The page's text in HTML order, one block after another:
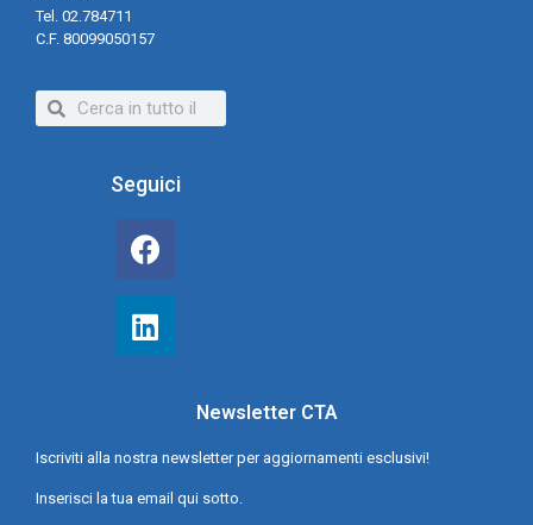
Tel. 02.784711
C.F. 80099050157
Seguici
Newsletter CTA
Iscriviti alla nostra newsletter per aggiornamenti esclusivi!
Inserisci la tua email qui sotto.